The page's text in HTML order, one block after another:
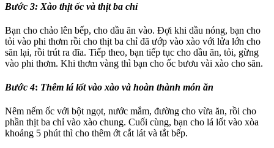
Bước 3: Xào thịt ốc và thịt ba chỉ
Bạn cho chảo lên bếp, cho dầu ăn vào. Đợi khi dầu nóng, bạn cho
tỏi vào phi thơm rồi cho thịt ba chỉ đã ướp vào xào với lửa lớn cho
săn lại, rồi trút ra đĩa. Tiếp theo, bạn tiếp tục cho dầu ăn, tỏi, gừng
vào phi thơm. Khi thơm vàng thì bạn cho ốc bươu vài xào cho săn.
Bước 4: Thêm lá lốt vào xào và hoàn thành món ăn
Nêm nếm ốc với bột ngọt, nước mắm, đường cho vừa ăn, rồi cho
phần thịt ba chỉ vào xào chung. Cuối cùng, bạn cho lá lốt vào xòa
khoảng 5 phút thì cho thêm ớt cắt lát và tắt bếp.